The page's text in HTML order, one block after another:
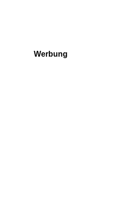
Werbung